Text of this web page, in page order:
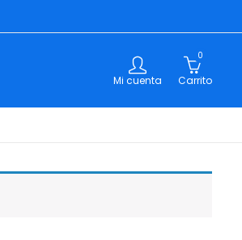
Mi cuenta
0
Carrito